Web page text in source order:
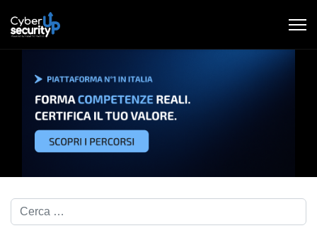
Cerca nel blog...